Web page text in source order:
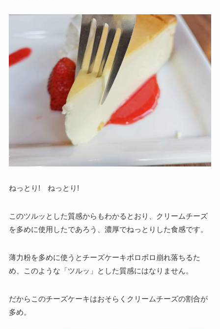
ねっとり! ねっとり!
このツルッとした質感からもわかるとおり、クリームチーズ
を多めに使用したであろう、 濃厚でねっとりした食感です。
薄力粉を多めに使うとチーズケーキボロボロ崩れ落ちるた
め、このような「ツルッ」とした質感にはなりません。
だからこのチーズケーキはおそらくクリームチーズの割合が
多め。